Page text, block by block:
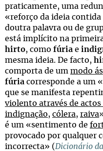
praticamente, uma
«reforço da ideia
doutra palavra ou de
está implícito na
hirto, como fúria e
mesma ideia. De facto,
comporta de um modo
fúria corresponde a um
que se manifesta
violento através de actos
indignação, cólera, raiva
é um «sentimento de
provocado por qualquer
incorrecta» ( Dicionário